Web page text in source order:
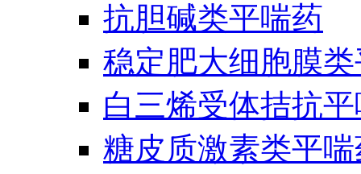
抗胆碱类平喘药
稳定肥大细胞膜
白三烯受体拮抗
糖皮质激素类平